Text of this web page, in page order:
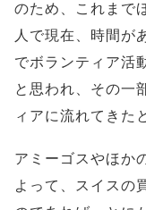
のため、これまで
人で現在、時間が
でボランティア活
と思われ、その一
ィアに流れてきた
アミーゴスやほか
よって、スイスの